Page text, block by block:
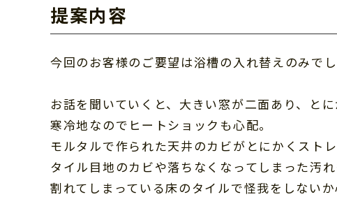
提案内容
今回のお客様のご要望は浴槽の入れ替えのみでし
お話を聞いていくと、大きい窓が二面あり、とに
寒冷地なのでヒートショックも心配。
モルタルで作られた天井のカビがとにかくストレ
タイル目地のカビや落ちなくなってしまった汚れ
割れてしまっている床のタイルで怪我をしないか